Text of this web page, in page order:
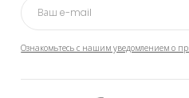
Ознакомьтесь с нашим уведомлением о